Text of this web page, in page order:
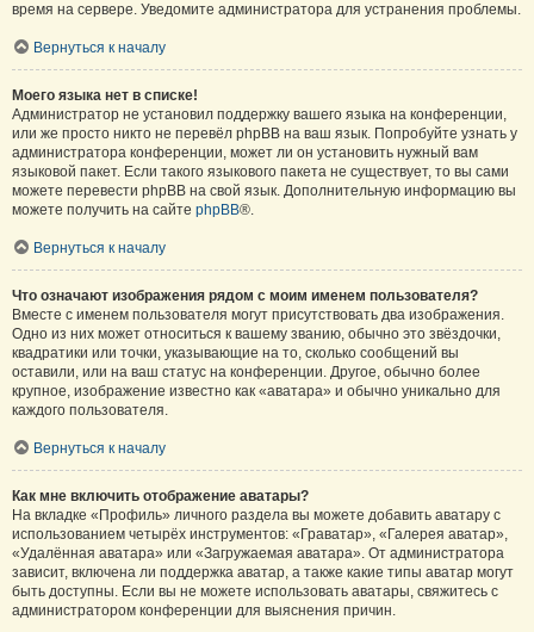
время на сервере. Уведомите администратора для устранения проблемы.
Вернуться к началу
Моего языка нет в списке!
Администратор не установил поддержку вашего языка на конференции,
или же просто никто не перевёл phpBB на ваш язык. Попробуйте узнать у
администратора конференции, может ли он установить нужный вам
языковой пакет. Если такого языкового пакета не существует, то вы сами
можете перевести phpBB на свой язык. Дополнительную информацию вы
можете получить на сайте phpBB®.
Вернуться к началу
Что означают изображения рядом с моим именем пользователя?
Вместе с именем пользователя могут присутствовать два изображения.
Одно из них может относиться к вашему званию, обычно это звёздочки,
квадратики или точки, указывающие на то, сколько сообщений вы
оставили, или на ваш статус на конференции. Другое, обычно более
крупное, изображение известно как «аватара» и обычно уникально для
каждого пользователя.
Вернуться к началу
Как мне включить отображение аватары?
На вкладке «Профиль» личного раздела вы можете добавить аватару с
использованием четырёх инструментов: «Граватар», «Галерея аватар»,
«Удалённая аватара» или «Загружаемая аватара». От администратора
зависит, включена ли поддержка аватар, а также какие типы аватар могут
быть доступны. Если вы не можете использовать аватары, свяжитесь с
администратором конференции для выяснения причин.